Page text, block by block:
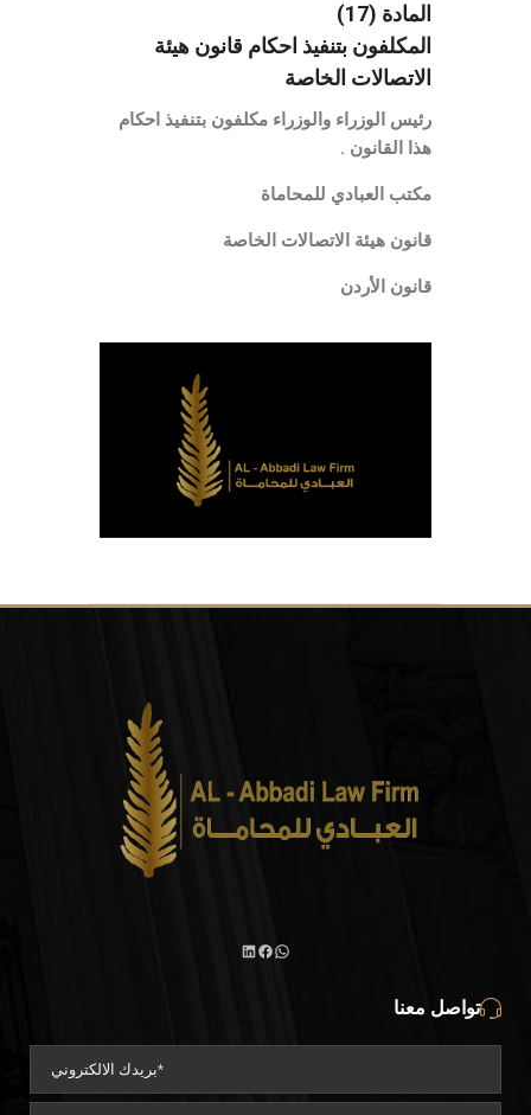
المادة (17)
المكلفون بتنفيذ احكام قانون هيئة
الاتصالات الخاصة
رئيس الوزراء والوزراء مكلفون بتنفيذ احكام
هذا القانون .
مكتب العبادي للمحاماة
قانون هيئة الاتصالات الخاصة
قانون الأردن
تواصل معنا